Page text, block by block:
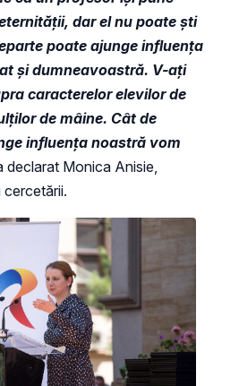
dar el nu poate ști
poate ajunge influența
și dumneavoastră. V-ați
caracterelor elevilor de
de mâine. Cât de
influența noastră vom
declarat Monica Anisie,
cercetării.